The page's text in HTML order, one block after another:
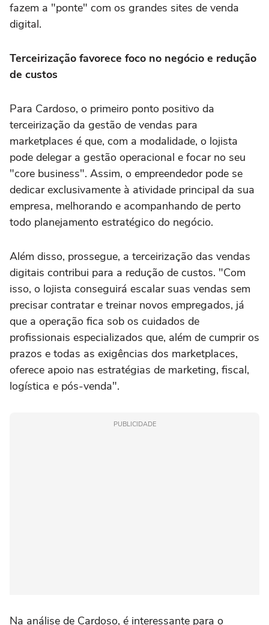
fazem a "ponte" com os grandes sites de venda
digital.
Terceirização favorece foco no negócio e redução
de custos
Para Cardoso, o primeiro ponto positivo da
terceirização da gestão de vendas para
marketplaces é que, com a modalidade, o lojista
pode delegar a gestão operacional e focar no seu
"core business". Assim, o empreendedor pode se
dedicar exclusivamente à atividade principal da sua
empresa, melhorando e acompanhando de perto
todo planejamento estratégico do negócio.
Além disso, prossegue, a terceirização das vendas
digitais contribui para a redução de custos. "Com
isso, o lojista conseguirá escalar suas vendas sem
precisar contratar e treinar novos empregados, já
que a operação fica sob os cuidados de
profissionais especializados que, além de cumprir os
prazos e todas as exigências dos marketplaces,
oferece apoio nas estratégias de marketing, fiscal,
logística e pós-venda".
PUBLICIDADE
Na análise de Cardoso, é interessante para o